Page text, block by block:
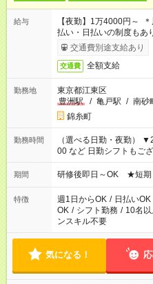
給与
【夜勤】1万4000円～
払い・日払いの制度もあ
交通費別途支給あり
交通費 全額支給
勤務地
東京都江東区
豊洲駅
/ 亀戸駅 / 南砂
錦糸町
勤務時間
（選べる日勤・夜勤）
00 など 日勤シフト
期間 研修後即日～OK ★短期
特徴 週1日からOK / 日払いOK
OK / シフト勤務 / 10名
ンスキル不要
気になる！